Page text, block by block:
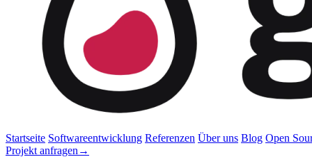
Startseite Softwareentwicklung Referenzen Über uns Blog Open
Projekt anfragen →